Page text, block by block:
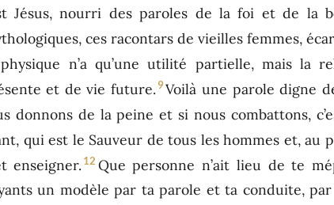
Jésus, nourri des paroles de la foi et de la
ces racontars de vieilles femmes,
n’a qu’une utilité partielle, mais la
et de vie future. 9 Voilà une parole digne
donnons de la peine et si nous combattons,
qui est le Sauveur de tous les hommes et, au
enseigner. 12 Que personne n’ait lieu de te
un modèle par ta parole et ta conduite,